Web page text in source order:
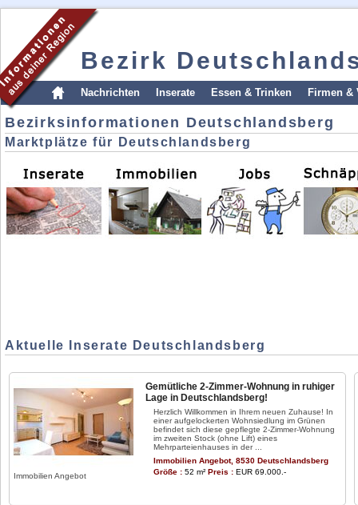
Bezirk
Nachrichten Inserate Essen & Trinken Firmen &
Bezirksinformationen Deutschlandsberg
Marktplätze für Deutschlandsberg
Aktuelle Inserate Deutschlandsberg
Immobilien Angebot
Gemütliche 2-Zimmer-Wohnung in ruhiger
Lage in Deutschlandsberg!
Herzlich Willkommen in Ihrem neuen Zuhause! In
einer aufgelockerten Wohnsiedlung im Grünen
befindet sich diese gepflegte 2-Zimmer-Wohnung
im zweiten Stock (ohne Lift) eines
Mehrparteienhauses in der ...
Immobilien Angebot, 8530 Deutschlandsberg
Größe : 52 m² Preis : EUR 69.000.-